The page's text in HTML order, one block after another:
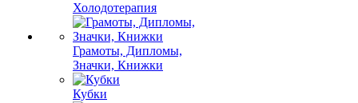
Холодотерапия
Грамоты, Дипломы,
Значки, Книжки
Кубки